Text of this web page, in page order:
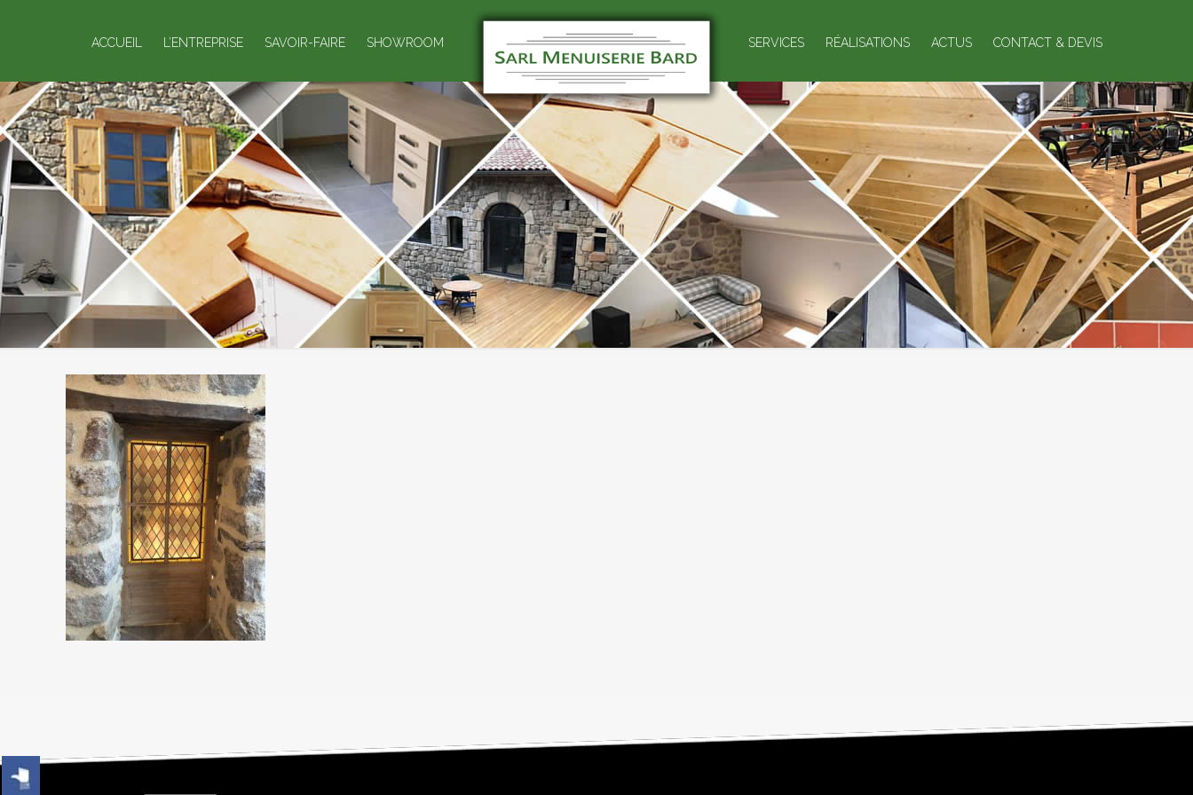
ACCUEIL L’ENTREPRISE SAVOIR-FAIRE SHOWROOM SERVICES RÉALISATIONS ACTUS CONTACT & DEVIS